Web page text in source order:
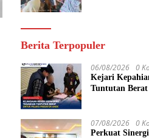
Berita Terpopuler
06/08/2026 0
Kejari
Tuntutan
Vonis Hakim
07/08/2026 0
Perkuat